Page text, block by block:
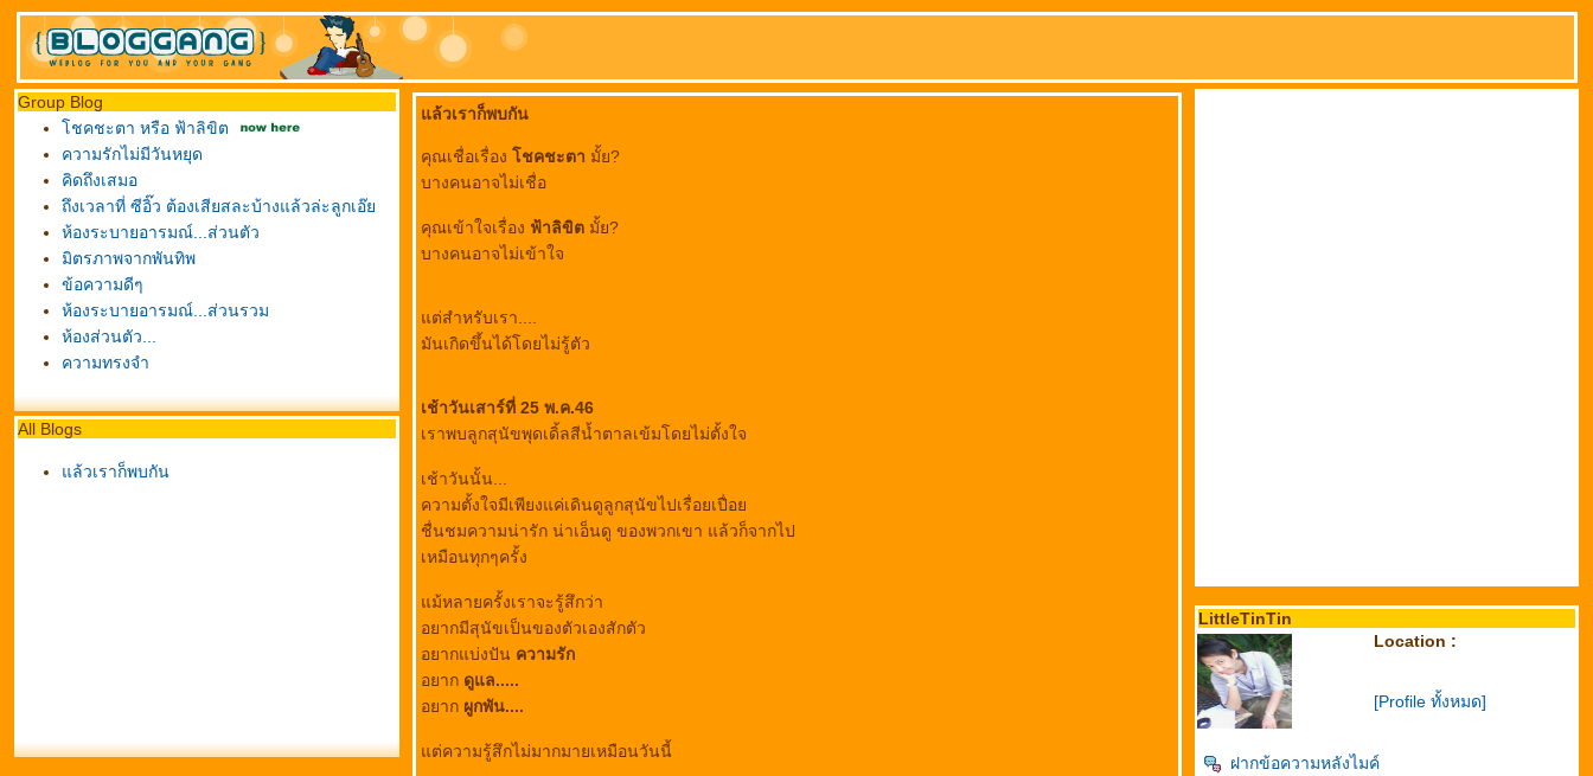
Group Blog
ชคชะตา หรือ ฟ้าลิขิต
ความรักไม่มีวันหยุด
คิดถึงเสมอ
ถึงเวลาที่ ซีอิ๊ว ต้องเสียสละบ้างแล้วล่ะลูกเอ๊
ห้องระบายอารมณ์...ส่วนตัว
มิตรภาพจากพันทิพ
ข้อความดีๆ
ห้องระบายอารมณ์...ส่วนรวม
ห้องส่วนตัว...
ความทรงจำ
All Blogs
ล้วเราก็พบกัน
ล้วเราก็พบกัน
คุณเชื่อเรื่อง ชคชะตา มั้ย?
บางคนอาจไม่เชื่อ
คุณเข้าใจเรื่อง ฟ้าลิขิต มั้ย?
บางคนอาจไม่เข้าใจ
ต่สำหรับเรา....
มันเกิดขึ้นได้โดยไม่รู้ตัว
เช้าวันเสาร์ที่ 25 พ.ค.46
เราพบลูกสุนัขพุดเดิ้ลสีน้ำตาลเข้มโดยไม่ตั้งใจ
เช้าวันนั้น...
ความตั้งใจมีเพียงแค่เดินดูลูกสุนัขไปเรื่อยเปื่อ
ชื่นชมความน่ารัก น่าเอ็นดู ของพวกเขา แล้วก็จากไป
เหมือนทุกๆครั้ง
ม้หลายครั้งเราจะรู้สึกว่า
อยากมีสุนัขเป็นของตัวเองสักตัว
อยากแบ่งปัน ความรัก
อยาก ดูแล.....
อยาก ผูกพัน....
ต่ความรู้สึกไม่มากมายเหมือนวันนี้
LittleTinTin
Location :
[Profile ทั้งหมด]
ฝากข้อความหลังไมค์